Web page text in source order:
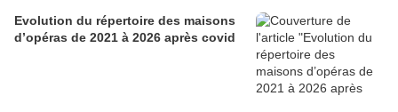
Evolution du répertoire des maisons
d’opéras de 2021 à 2026 après covid